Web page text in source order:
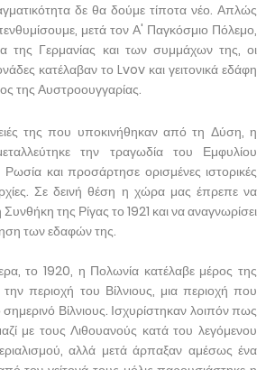
δε θα δούμε τίποτα νέο. Απλώς
μετά τον Α' Παγκόσμιο Πόλεμο,
της Γερμανίας και των συμμάχων της, οι
κατέλαβαν το Lvov και γειτονικά εδάφη
της Αυστροουγγαρίας.
της που υποκινήθηκαν από τη Δύση, η
την τραγωδία του Εμφυλίου
και προσάρτησε ορισμένες ιστορικές
Σε δεινή θέση η χώρα μας έπρεπε να
της Ρίγας το 1921 και να αναγνωρίσει
των εδαφών της.
το 1920, η Πολωνία κατέλαβε μέρος της
περιοχή του Βίλνιους, μια περιοχή που
σημερινό Βίλνιους. Ισχυρίστηκαν λοιπόν πως
με τους Λιθουανούς κατά του λεγόμενου
αλλά μετά άρπαξαν αμέσως ένα